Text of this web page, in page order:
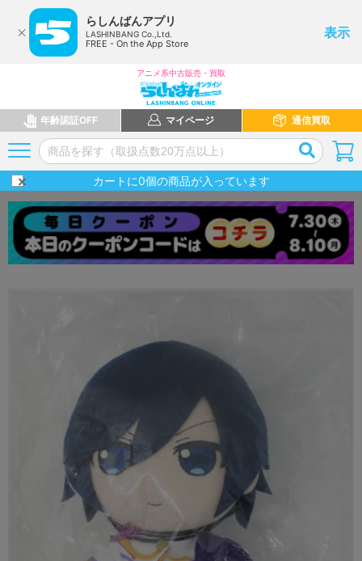
らしんばんアプリ
LASHINBANG Co.,Ltd.
FREE - On the App Store
表示
アニメ系中古販売・買取
年齢認証OFF マイページ 通信買取
カートに0個の商品が入っています